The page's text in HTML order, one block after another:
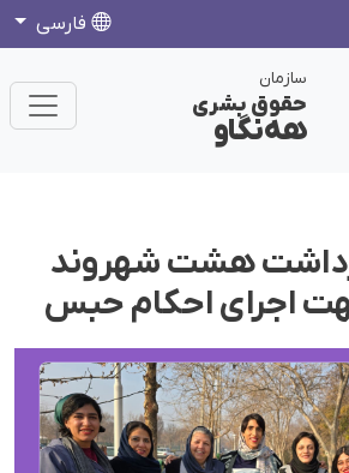
فارسی
سازمان
حقوق بشری
هەنگاو
هشت شهروند
اجرای احکام حبس